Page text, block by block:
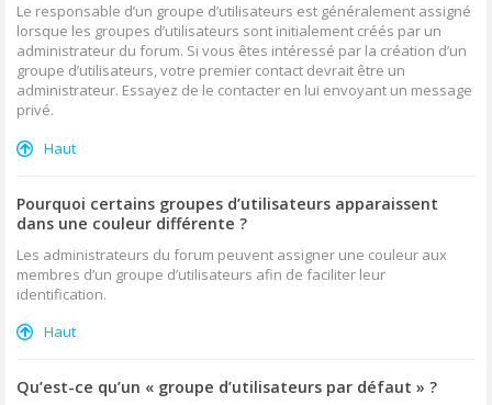
Le responsable d’un groupe d’utilisateurs est généralement assigné
lorsque les groupes d’utilisateurs sont initialement créés par un
administrateur du forum. Si vous êtes intéressé par la création d’un
groupe d’utilisateurs, votre premier contact devrait être un
administrateur. Essayez de le contacter en lui envoyant un message
privé.
Haut
Pourquoi certains groupes d’utilisateurs apparaissent
dans une couleur différente ?
Les administrateurs du forum peuvent assigner une couleur aux
membres d’un groupe d’utilisateurs afin de faciliter leur
identification.
Haut
Qu’est-ce qu’un « groupe d’utilisateurs par défaut » ?